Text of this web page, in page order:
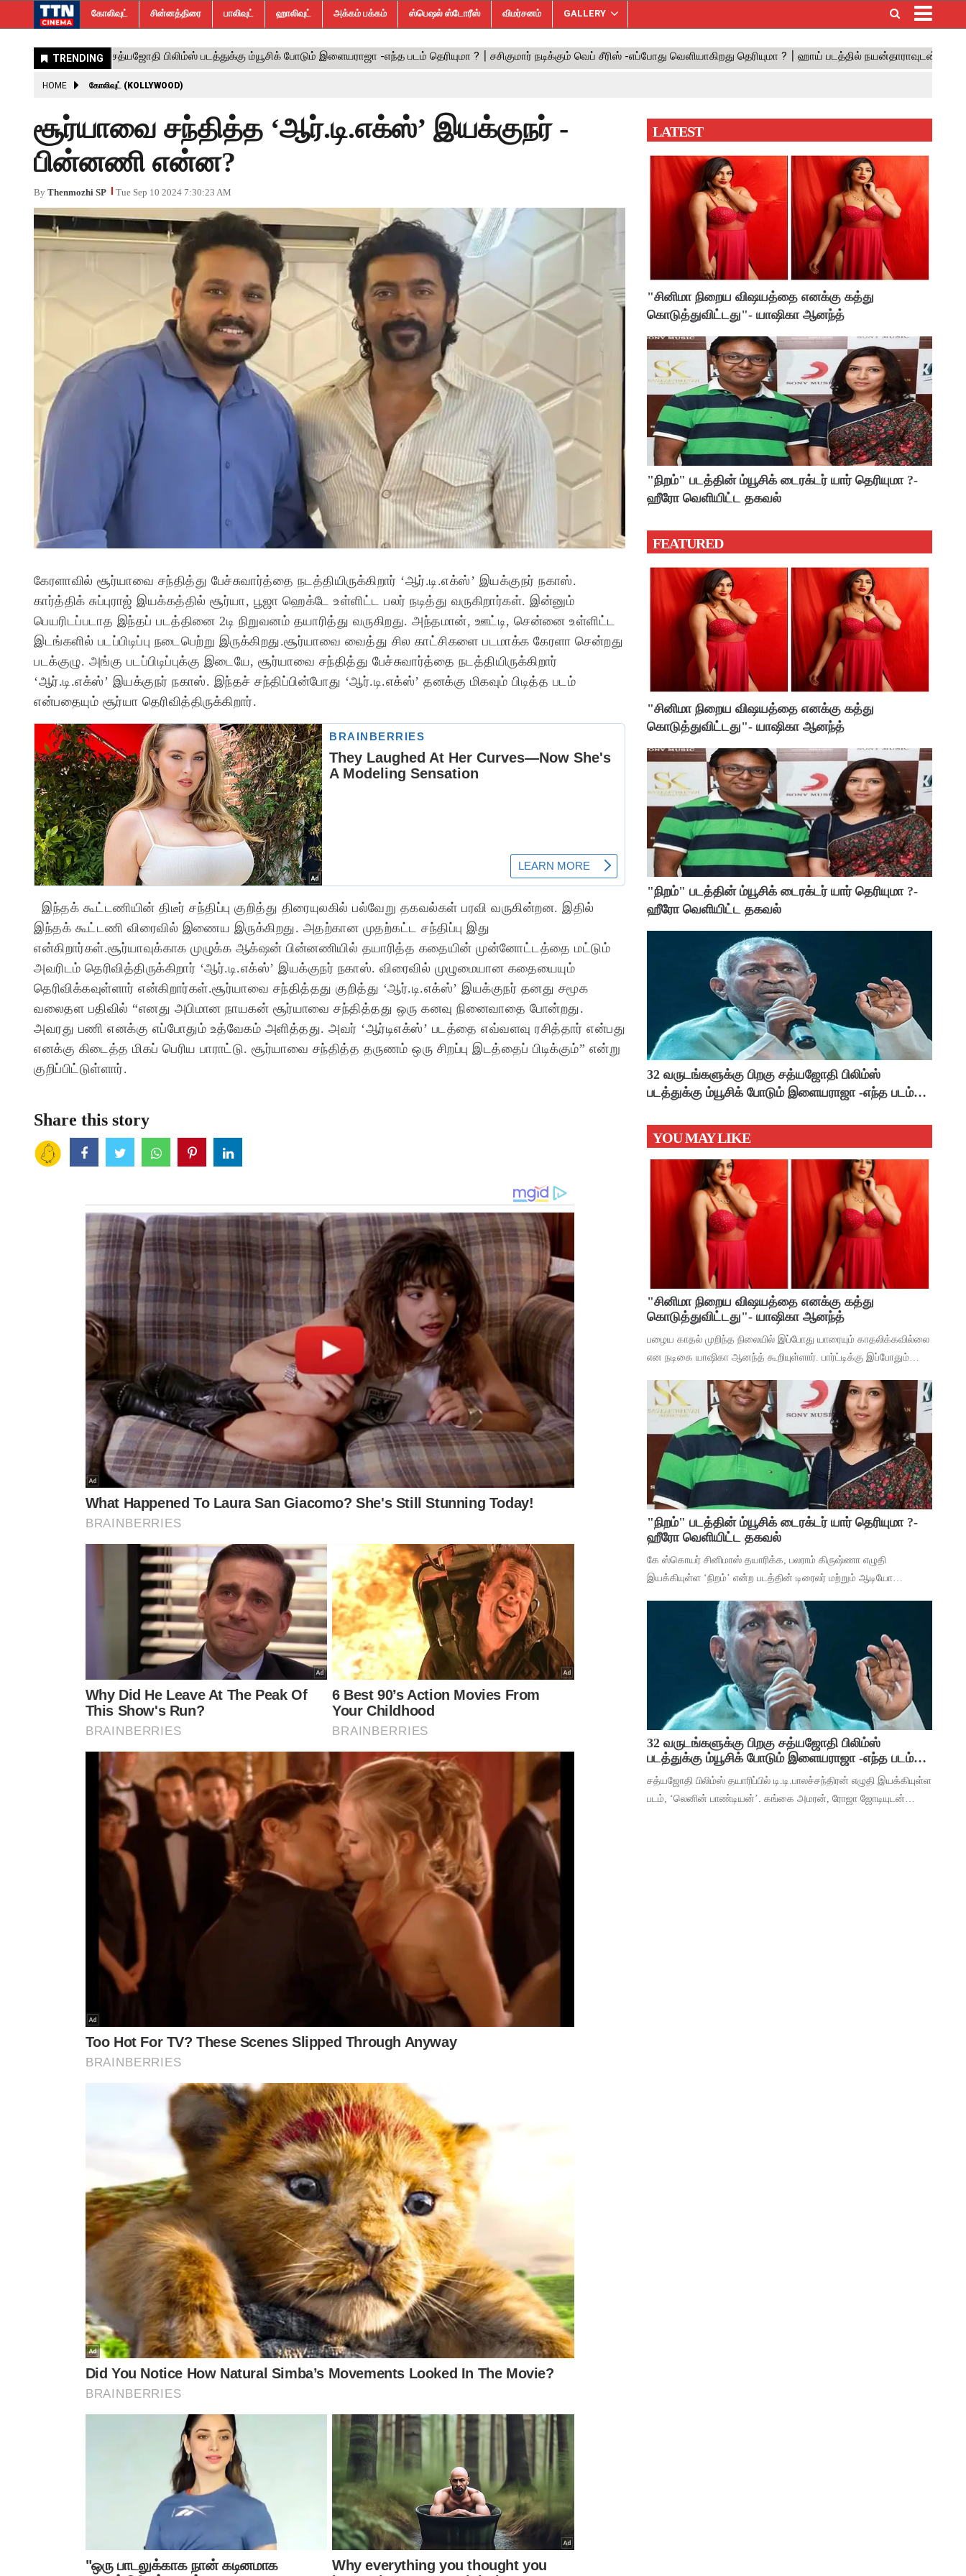
கோலிவுட் சின்னத்திரை பாலிவுட் ஹாலிவுட் அக்கம் பக்கம் ஸ்பெஷல் ஸ்டோரீஸ் விமர்சனம் GALLERY
HOME கோலிவுட் (KOLLYWOOD)
சூர்யாவை சந்தித்த ‘ஆர்.டி.எக்ஸ்’ இயக்குநர் -
பின்னணி என்ன?
By Thenmozhi SP Tue Sep 10 2024 7:30:23 AM
கேரளாவில் சூர்யாவை சந்தித்து பேச்சுவார்த்தை நடத்தியிருக்கிறார் ‘ஆர்.டி.எக்ஸ்’ இயக்குநர் நகாஸ்.
கார்த்திக் சுப்புராஜ் இயக்கத்தில் சூர்யா, பூஜா ஹெக்டே உள்ளிட்ட பலர் நடித்து வருகிறார்கள். இன்னும்
பெயரிடப்படாத இந்தப் படத்தினை 2டி நிறுவனம் தயாரித்து வருகிறது. அந்தமான், ஊட்டி, சென்னை உள்ளிட்ட
இடங்களில் படப்பிடிப்பு நடைபெற்று இருக்கிறது.சூர்யாவை வைத்து சில காட்சிகளை படமாக்க கேரளா சென்றது
படக்குழு. அங்கு படப்பிடிப்புக்கு இடையே, சூர்யாவை சந்தித்து பேச்சுவார்த்தை நடத்தியிருக்கிறார்
‘ஆர்.டி.எக்ஸ்’ இயக்குநர் நகாஸ். இந்தச் சந்திப்பின்போது ‘ஆர்.டி.எக்ஸ்’ தனக்கு மிகவும் பிடித்த படம்
என்பதையும் சூர்யா தெரிவித்திருக்கிறார்.
இந்தக் கூட்டணியின் திடீர் சந்திப்பு குறித்து திரையுலகில் பல்வேறு தகவல்கள் பரவி வருகின்றன. இதில்
இந்தக் கூட்டணி விரைவில் இணைய இருக்கிறது. அதற்கான முதற்கட்ட சந்திப்பு இது
என்கிறார்கள்.சூர்யாவுக்காக முழுக்க ஆக்‌ஷன் பின்னணியில் தயாரித்த கதையின் முன்னோட்டத்தை மட்டும்
அவரிடம் தெரிவித்திருக்கிறார் ‘ஆர்.டி.எக்ஸ்’ இயக்குநர் நகாஸ். விரைவில் முழுமையான கதையையும்
தெரிவிக்கவுள்ளார் என்கிறார்கள்.சூர்யாவை சந்தித்தது குறித்து ‘ஆர்.டி.எக்ஸ்’ இயக்குநர் தனது சமூக
வலைதள பதிவில் “எனது அபிமான நாயகன் சூர்யாவை சந்தித்தது ஒரு கனவு நினைவாதை போன்றது.
அவரது பணி எனக்கு எப்போதும் உத்வேகம் அளித்தது. அவர் ‘ஆர்டிஎக்ஸ்’ படத்தை எவ்வளவு ரசித்தார் என்பது
எனக்கு கிடைத்த மிகப் பெரிய பாராட்டு. சூர்யாவை சந்தித்த தருணம் ஒரு சிறப்பு இடத்தைப் பிடிக்கும்” என்று
குறிப்பிட்டுள்ளார்.
Share this story
LATEST
"சினிமா நிறைய விஷயத்தை எனக்கு கத்து
கொடுத்துவிட்டது"- யாஷிகா ஆனந்த்
"நிறம்" படத்தின் ம்யூசிக் டைரக்டர் யார் தெரியுமா ?-
ஹீரோ வெளியிட்ட தகவல்
FEATURED
"சினிமா நிறைய விஷயத்தை எனக்கு கத்து
கொடுத்துவிட்டது"- யாஷிகா ஆனந்த்
"நிறம்" படத்தின் ம்யூசிக் டைரக்டர் யார் தெரியுமா ?-
ஹீரோ வெளியிட்ட தகவல்
32 வருடங்களுக்கு பிறகு சத்யஜோதி பிலிம்ஸ்
படத்துக்கு ம்யூசிக் போடும் இளையராஜா -எந்த படம்
YOU MAY LIKE
"சினிமா நிறைய விஷயத்தை எனக்கு கத்து
கொடுத்துவிட்டது"- யாஷிகா ஆனந்த்
பழைய காதல் முறிந்த நிலையில் இப்போது யாரையும் காதலிக்கவில்லை
என நடிகை யாஷிகா ஆனந்த் கூறியுள்ளார். பார்ட்டிக்கு இப்போதும்
பார்ட்டிக்கும் போகுறது
"நிறம்" படத்தின் ம்யூசிக் டைரக்டர் யார் தெரியுமா ?-
ஹீரோ வெளியிட்ட தகவல்
கே ஸ்கொயர் சினிமாஸ் தயாரிக்க, பலராம் கிருஷ்ணா எழுதி
இயக்கியுள்ள ‘நிறம்’ என்ற படத்தின் டிரைலர் மற்றும் ஆடியோ
பிரவஸ்தி, டான்ஸ் மாஸ்டர் சாய்
32 வருடங்களுக்கு பிறகு சத்யஜோதி பிலிம்ஸ்
படத்துக்கு ம்யூசிக் போடும் இளையராஜா -எந்த படம்
தெரியுமா ?
சத்யஜோதி பிலிம்ஸ் தயாரிப்பில் டி.டி.பாலச்சந்திரன் எழுதி இயக்கியுள்ள
படம், ‘லெனின் பாண்டியன்’. கங்கை அமரன், ரோஜா ஜோடியுடன்